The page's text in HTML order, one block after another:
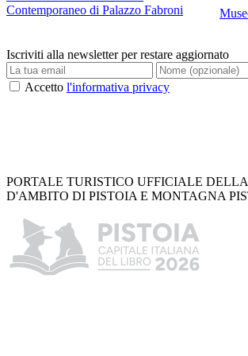
Contemporaneo di Palazzo Fabroni
Iscriviti alla newsletter per restare aggiornato
Accetto l'informativa privacy
PORTALE TURISTICO UFFICIALE
D'AMBITO DI PISTOIA E MONTAGNA